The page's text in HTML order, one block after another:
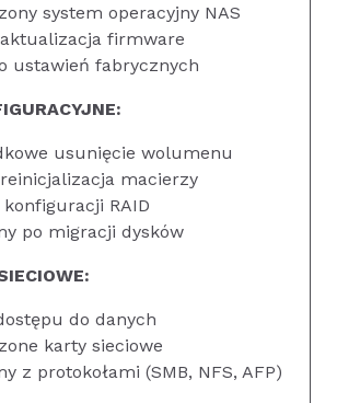
system operacyjny NAS
aktualizacja firmware
ustawień fabrycznych
usunięcie wolumenu
reinicjalizacja macierzy
RAID
po migracji dysków
do danych
karty sieciowe
z protokołami (SMB, NFS, AFP)